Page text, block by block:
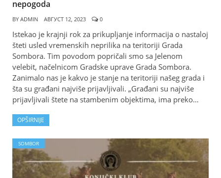
nepogoda
BY ADMIN АВГУСТ 12, 2023 0
Istekao je krajnji rok za prikupljanje informacija o nastaloj
šteti usled vremenskih neprilika na teritoriji Grada
Sombora. Tim povodom popričali smo sa Jelenom
velebit, načelnicom Gradske uprave Grada Sombora.
Zanimalo nas je kakvo je stanje na teritoriji našeg grada i
šta su građani najviše prijavljivali. „Građani su najviše
prijavljivali štete na stambenim objektima, ima preko…
OPŠIRNIJE
SOMBOR